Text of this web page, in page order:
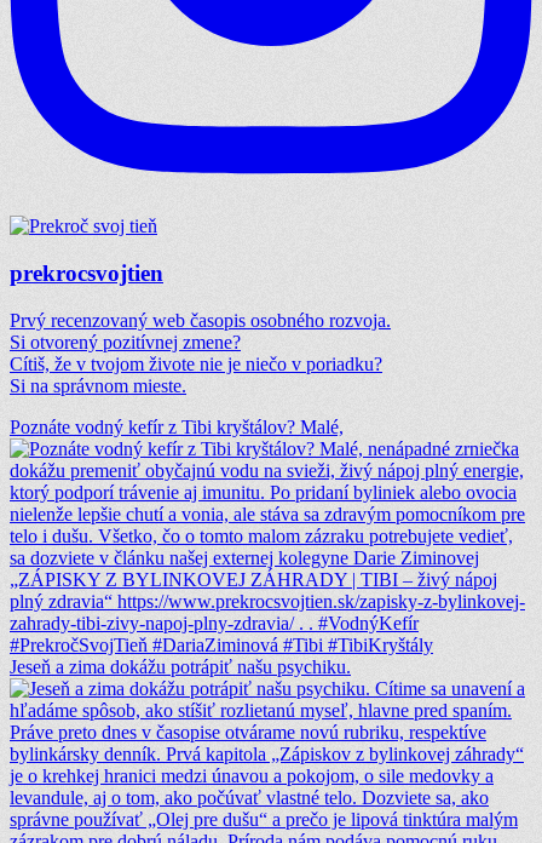
prekrocsvojtien
Prvý recenzovaný web časopis osobného rozvoja.
Si otvorený pozitívnej zmene?
Cítiš, že v tvojom živote nie je niečo v poriadku?
Si na správnom mieste.
Poznáte vodný kefír z Tibi kryštálov? Malé,
Jeseň a zima dokážu potrápiť našu psychiku.